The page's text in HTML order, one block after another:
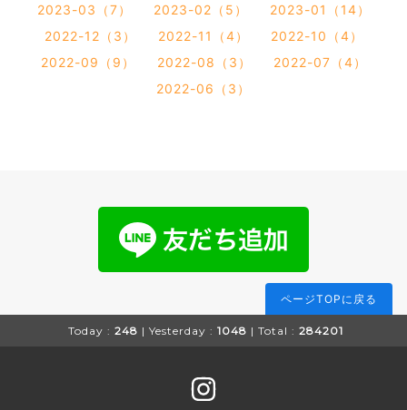
2023-03（7）
2023-02（5）
2023-01（14）
2022-12（3）
2022-11（4）
2022-10（4）
2022-09（9）
2022-08（3）
2022-07（4）
2022-06（3）
ページTOPに戻る
Today : 248 | Yesterday : 1048 | Total : 284201